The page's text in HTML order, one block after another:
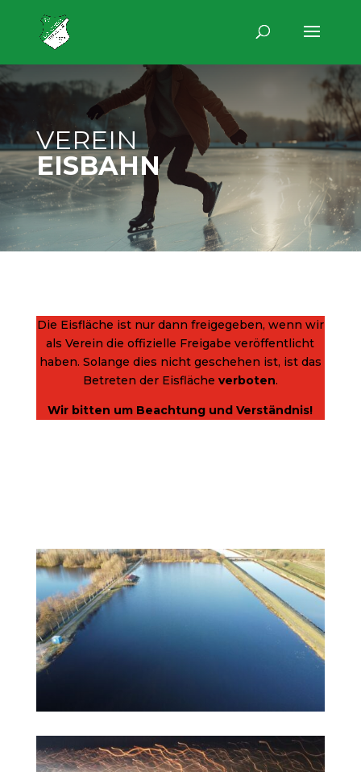
VEREIN
EISBAHN
Die Eisfläche ist nur dann freigegeben, wenn wir
als Verein die offizielle Freigabe veröffentlicht
haben. Solange dies nicht geschehen ist, ist das
Betreten der Eisfläche verboten.
Wir bitten um Beachtung und Verständnis!